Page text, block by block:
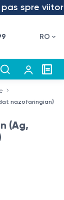
spre viitor
RO
nazofaringian)
(Ag,